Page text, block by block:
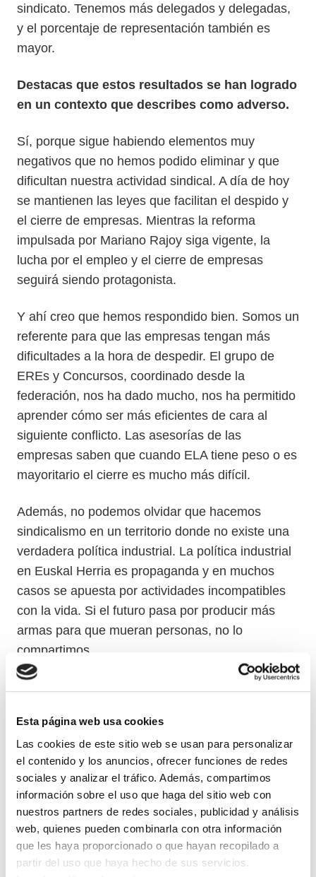
Esta página web usa cookies
Las cookies de este sitio web se usan para personalizar
el contenido y los anuncios, ofrecer funciones de redes
sociales y analizar el tráfico. Además, compartimos
información sobre el uso que haga del sitio web con
nuestros partners de redes sociales, publicidad y análisis
web, quienes pueden combinarla con otra información
que les haya proporcionado o que hayan recopilado a
partir del uso que haya hecho de sus servicios.
sindicato. Tenemos más delegados y delegadas,
y el porcentaje de representación también es
mayor.
Destacas que estos resultados se han logrado
en un contexto que describes como adverso.
Sí, porque sigue habiendo elementos muy
negativos que no hemos podido eliminar y que
dificultan nuestra actividad sindical. A día de hoy
se mantienen las leyes que facilitan el despido y
el cierre de empresas. Mientras la reforma
impulsada por Mariano Rajoy siga vigente, la
lucha por el empleo y el cierre de empresas
seguirá siendo protagonista.
Y ahí creo que hemos respondido bien. Somos un
referente para que las empresas tengan más
dificultades a la hora de despedir. El grupo de
EREs y Concursos, coordinado desde la
federación, nos ha dado mucho, nos ha permitido
aprender cómo ser más eficientes de cara al
siguiente conflicto. Las asesorías de las
empresas saben que cuando ELA tiene peso o es
mayoritario el cierre es mucho más difícil.
Además, no podemos olvidar que hacemos
sindicalismo en un territorio donde no existe una
verdadera política industrial. La política industrial
en Euskal Herria es propaganda y en muchos
casos se apuesta por actividades incompatibles
con la vida. Si el futuro pasa por producir más
armas para que mueran personas, no lo
compartimos.
público parece estar centrado únicamente en
producir más armas. En las empresas hay una
preocupación sobre qué es lo que hacemos, para
quién lo hacemos y para qué. Un ejemplo es
Palestina. Tenemos claro que hay que romper
toda relación con un estado genocida como es
Israel.